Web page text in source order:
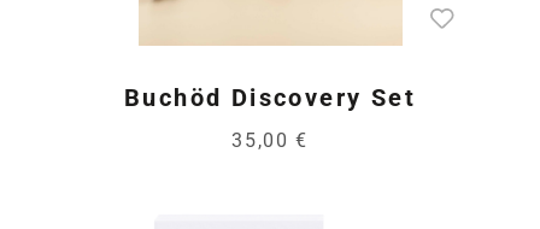
Buchöd Discovery Set
35,00 €